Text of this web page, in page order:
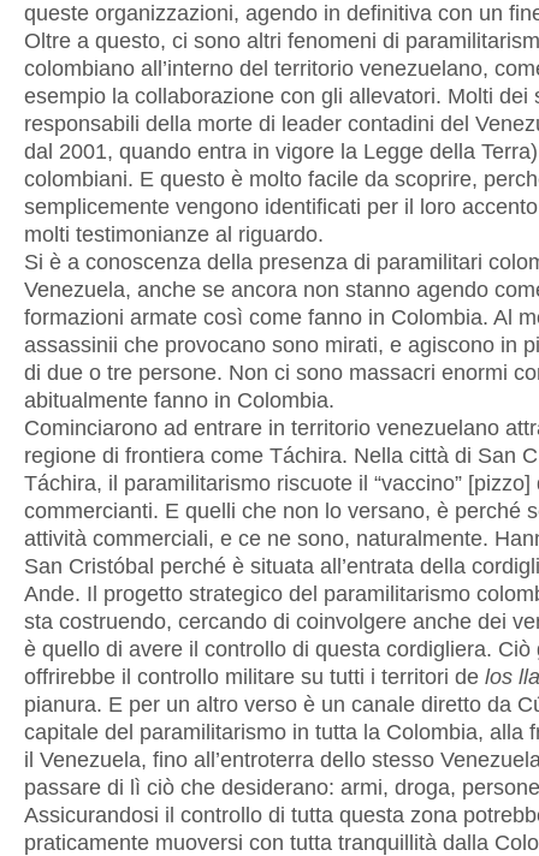
queste organizzazioni, agendo in definitiva con un
Oltre a questo, ci sono altri fenomeni di
colombiano all’interno del territorio venezuelano,
esempio la collaborazione con gli allevatori. Molti dei
responsabili della morte di leader contadini del
dal 2001, quando entra in vigore la Legge della
colombiani. E questo è molto facile da scoprire,
semplicemente vengono identificati per il loro
molti testimonianze al riguardo.
Si è a conoscenza della presenza di paramilitari
Venezuela, anche se ancora non stanno agendo
formazioni armate così come fanno in Colombia. Al
assassinii che provocano sono mirati, e agiscono in
di due o tre persone. Non ci sono massacri enormi
abitualmente fanno in Colombia.
Cominciarono ad entrare in territorio venezuelano
regione di frontiera come Táchira. Nella città di San
Táchira, il paramilitarismo riscuote il “vaccino” [pizzo]
commercianti. E quelli che non lo versano, è perché
attività commerciali, e ce ne sono, naturalmente.
San Cristóbal perché è situata all’entrata della
Ande. Il progetto strategico del paramilitarismo
sta costruendo, cercando di coinvolgere anche dei
è quello di avere il controllo di questa cordigliera. Ciò
offrirebbe il controllo militare su tutti i territori de los
pianura. E per un altro verso è un canale diretto da
capitale del paramilitarismo in tutta la Colombia, alla
il Venezuela, fino all’entroterra dello stesso
passare di lì ciò che desiderano: armi, droga,
Assicurandosi il controllo di tutta questa zona
praticamente muoversi con tutta tranquillità dalla